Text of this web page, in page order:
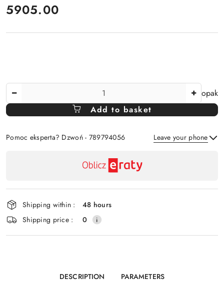
price:
5905.00
Amount
Of
opak
Add to basket
Pomoc eksperta? Dzwoń - 789794056 Leave your phone
and
delivery
Shipping within :
48 hours
Shipping price :
0
DESCRIPTION PARAMETERS